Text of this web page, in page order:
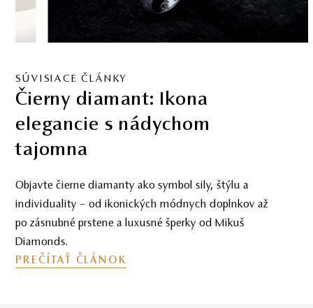
SÚVISIACE ČLÁNKY
Čierny diamant: Ikona
elegancie s nádychom
tajomna
Objavte čierne diamanty ako symbol sily, štýlu a
individuality – od ikonických módnych doplnkov až
po zásnubné prstene a luxusné šperky od Mikuš
Diamonds.
PREČÍTAŤ ČLÁNOK